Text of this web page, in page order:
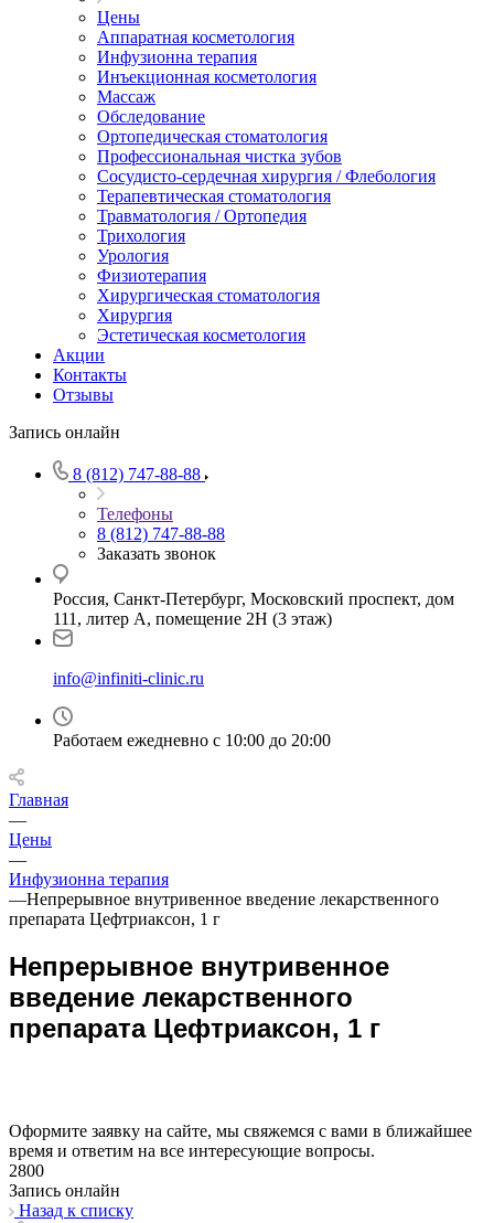
Цены
Аппаратная косметология
Инфузионна терапия
Инъекционная косметология
Массаж
Обследование
Ортопедическая стоматология
Профессиональная чистка зубов
Сосудисто-сердечная хирургия / Флебология
Терапевтическая стоматология
Травматология / Ортопедия
Трихология
Урология
Физиотерапия
Хирургическая стоматология
Хирургия
Эстетическая косметология
Акции
Контакты
Отзывы
Запись онлайн
8 (812) 747-88-88
Телефоны
8 (812) 747-88-88
Заказать звонок
Россия, Санкт-Петербург, Московский проспект, дом
111, литер А, помещение 2Н (3 этаж)
info@infiniti-clinic.ru
Работаем ежедневно с 10:00 до 20:00
Главная
—
Цены
—
Инфузионна терапия
—Непрерывное внутривенное введение лекарственного
препарата Цефтриаксон, 1 г
Непрерывное внутривенное
введение лекарственного
препарата Цефтриаксон, 1 г
Оформите заявку на сайте, мы свяжемся с вами в ближайшее
время и ответим на все интересующие вопросы.
2800
Запись онлайн
Назад к списку